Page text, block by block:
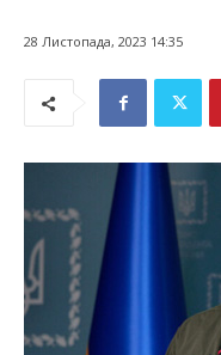
28 Листопада, 2023 14:35